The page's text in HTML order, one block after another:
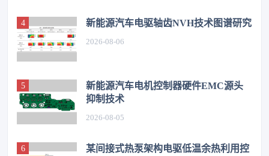
新能源汽车电驱轴齿NVH技术图谱研究
2026-08-06
新能源汽车电机控制器硬件EMC源头
抑制技术
2026-08-05
某间接式热泵架构电驱低温余热利用控